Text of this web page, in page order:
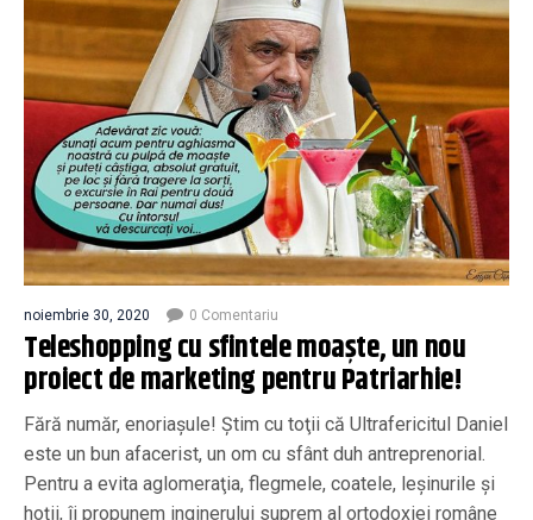
noiembrie 30, 2020 0 Comentariu
Teleshopping cu sfintele moaşte, un nou
proiect de marketing pentru Patriarhie!
Fără număr, enoriaşule! Ştim cu toţii că Ultrafericitul Daniel
este un bun afacerist, un om cu sfânt duh antreprenorial.
Pentru a evita aglomeraţia, flegmele, coatele, leşinurile şi
hoţii, îi propunem inginerului suprem al ortodoxiei române